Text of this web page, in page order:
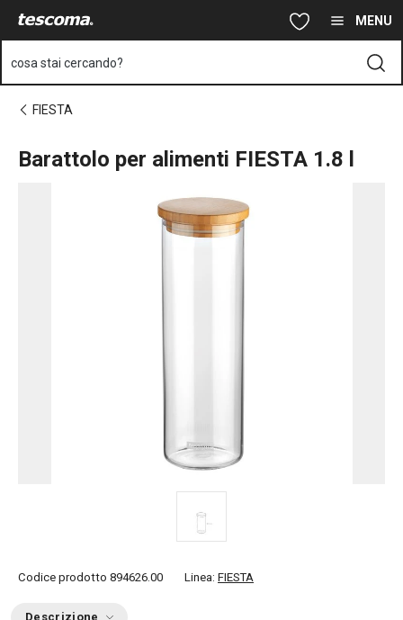
Vai al contenuto principale MENU
cosa stai cercando?
FIESTA
Barattolo per alimenti FIESTA 1.8 l
Codice prodotto 894626.00 Linea: FIESTA
Descrizione